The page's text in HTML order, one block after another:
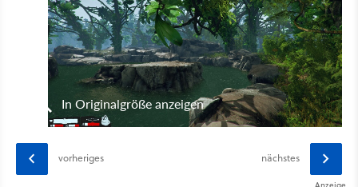
In Originalgröße anzeigen
vorheriges nächstes